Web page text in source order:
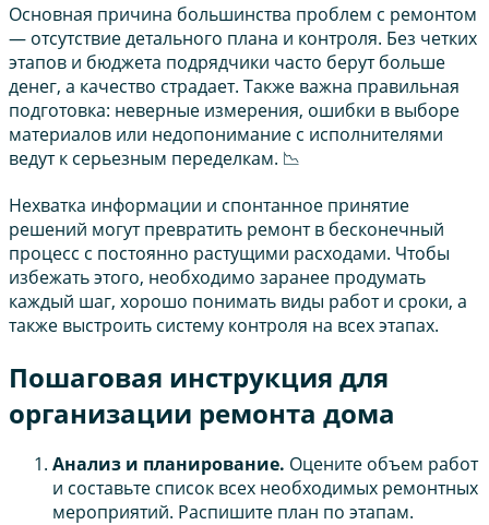
Основная причина большинства проблем с ремонтом
— отсутствие детального плана и контроля. Без четких
этапов и бюджета подрядчики часто берут больше
денег, а качество страдает. Также важна правильная
подготовка: неверные измерения, ошибки в выборе
материалов или недопонимание с исполнителями
ведут к серьезным переделкам. 📉
Нехватка информации и спонтанное принятие
решений могут превратить ремонт в бесконечный
процесс с постоянно растущими расходами. Чтобы
избежать этого, необходимо заранее продумать
каждый шаг, хорошо понимать виды работ и сроки, а
также выстроить систему контроля на всех этапах.
Пошаговая инструкция для
организации ремонта дома
Анализ и планирование. Оцените объем работ
и составьте список всех необходимых ремонтных
мероприятий. Распишите план по этапам.